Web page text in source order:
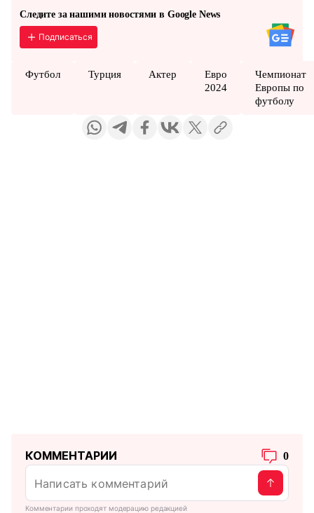
Следите за нашими новостями в Google News
Подписаться
Футбол Турция Актер
Евро
2024
Чемпионат
Европы по
футболу
КОММЕНТАРИИ 0
Комментарии проходят модерацию редакцией